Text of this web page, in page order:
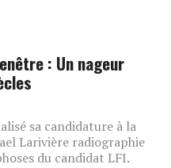
: Un nageur
sa candidature à la
Larivière radiographie
du candidat LFI.